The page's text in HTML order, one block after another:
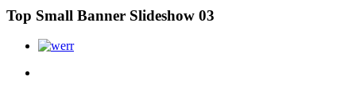
Top Small Banner Slideshow 03